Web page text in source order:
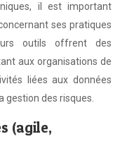
il est important
ses pratiques
outils offrent des
aux organisations de
liées aux données
des risques.
(agile,